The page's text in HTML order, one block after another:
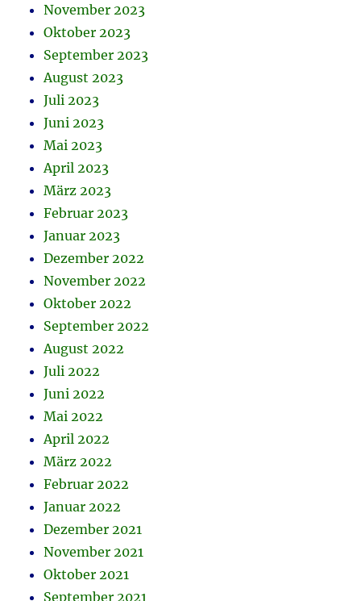
November 2023
Oktober 2023
September 2023
August 2023
Juli 2023
Juni 2023
Mai 2023
April 2023
März 2023
Februar 2023
Januar 2023
Dezember 2022
November 2022
Oktober 2022
September 2022
August 2022
Juli 2022
Juni 2022
Mai 2022
April 2022
März 2022
Februar 2022
Januar 2022
Dezember 2021
November 2021
Oktober 2021
September 2021